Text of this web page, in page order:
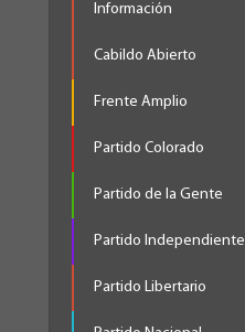
Información
Cabildo Abierto
Frente Amplio
Partido Colorado
Partido de la Gente
Partido Independiente
Partido Libertario